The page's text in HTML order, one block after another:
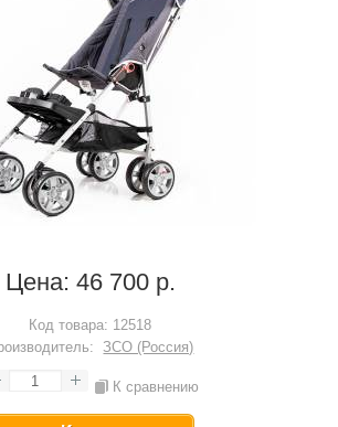
Цена: 46 700 р.
Код товара: 12518
ЗСО (Россия)
К сравнению